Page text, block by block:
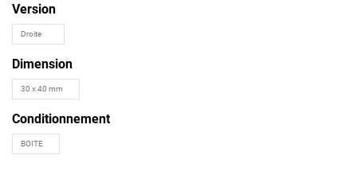
Version
Dimension
Conditionnement